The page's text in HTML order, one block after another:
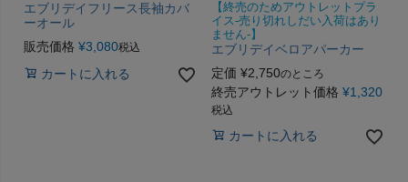
エブリデイフリース長袖カバ
ーオール
販売価格 ¥3,080税込
カートに入れる
【終売のためアウトレットプラ
イス-売り切れしだい入荷はあり
ません-】
エブリデイベロアパーカー
定価 ¥2,750のところ
終売アウトレット価格 ¥1,320
税込
カートに入れる